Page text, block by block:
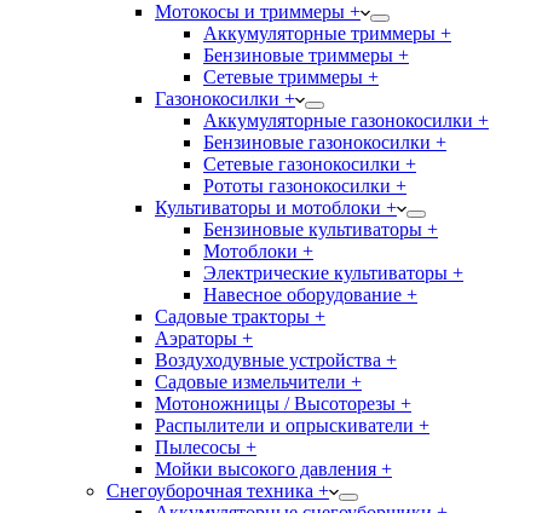
Мотокосы и триммеры +
Аккумуляторные триммеры +
Бензиновые триммеры +
Сетевые триммеры +
Газонокосилки +
Аккумуляторные газонокосилки +
Бензиновые газонокосилки +
Сетевые газонокосилки +
Рототы газонокосилки +
Культиваторы и мотоблоки +
Бензиновые культиваторы +
Мотоблоки +
Электрические культиваторы +
Навесное оборудование +
Садовые тракторы +
Аэраторы +
Воздуходувные устройства +
Садовые измельчители +
Мотоножницы / Высоторезы +
Распылители и опрыскиватели +
Пылесосы +
Мойки высокого давления +
Снегоуборочная техника +